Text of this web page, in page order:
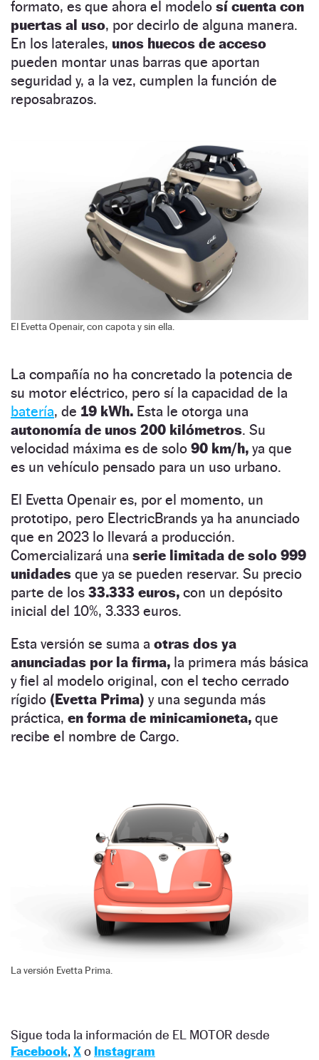
formato, es que ahora el modelo sí cuenta con
puertas al uso, por decirlo de alguna manera.
En los laterales, unos huecos de acceso
pueden montar unas barras que aportan
seguridad y, a la vez, cumplen la función de
reposabrazos.
El Evetta Openair, con capota y sin ella.
La compañía no ha concretado la potencia de
su motor eléctrico, pero sí la capacidad de la
batería, de 19 kWh. Esta le otorga una
autonomía de unos 200 kilómetros. Su
velocidad máxima es de solo 90 km/h, ya que
es un vehículo pensado para un uso urbano.
El Evetta Openair es, por el momento, un
prototipo, pero ElectricBrands ya ha anunciado
que en 2023 lo llevará a producción.
Comercializará una serie limitada de solo 999
unidades que ya se pueden reservar. Su precio
parte de los 33.333 euros, con un depósito
inicial del 10%, 3.333 euros.
Esta versión se suma a otras dos ya
anunciadas por la firma, la primera más básica
y fiel al modelo original, con el techo cerrado
rígido (Evetta Prima) y una segunda más
práctica, en forma de minicamioneta, que
recibe el nombre de Cargo.
La versión Evetta Prima.
Sigue toda la información de EL MOTOR desde
Facebook, Xo Instagram